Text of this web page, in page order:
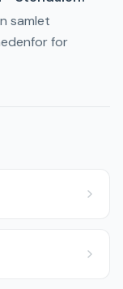
samlet
for